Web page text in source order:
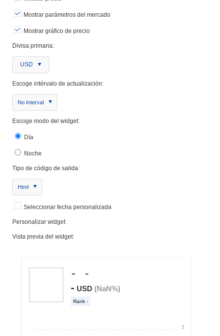
Mostrar parámetros del mercado
Mostrar gráfico de precio
Divisa primaria:
USD
Escoge intérvalo de actualización:
No Interval
Escoge modo del widget:
Día
Noche
Tipo de código de salida:
Html
Seleccionar fecha personalizada
Personalizar widget
Vista previa del widget: